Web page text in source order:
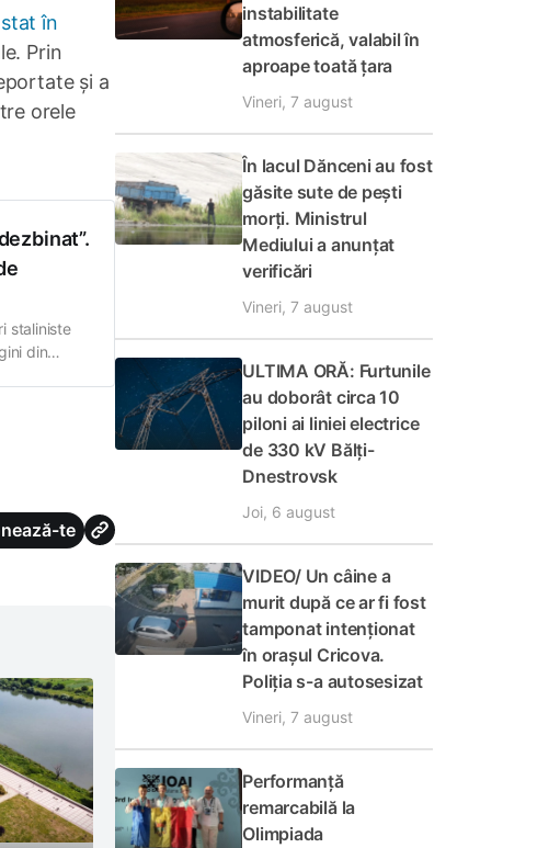
în
Prin
și a
orele
staliniste
din
te
instabilitate
atmosferică, valabil în
aproape toată țara
Vineri, 7 august
În lacul Dănceni au fost
găsite sute de pești
morți. Ministrul
Mediului a anunțat
verificări
Vineri, 7 august
ULTIMA ORĂ: Furtunile
au doborât circa 10
piloni ai liniei electrice
de 330 kV Bălți-
Dnestrovsk
Joi, 6 august
VIDEO/ Un câine a
murit după ce ar fi fost
tamponat intenționat
în orașul Cricova.
Poliția s-a autosesizat
Vineri, 7 august
Performanță
remarcabilă la
Olimpiada